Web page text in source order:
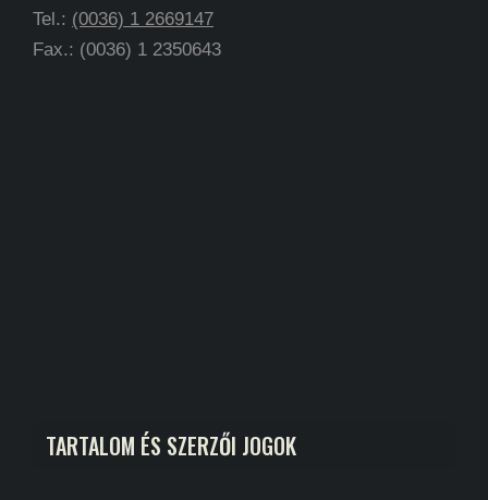
Tel.: (0036) 1 2669147
Fax.: (0036) 1 2350643
TARTALOM ÉS SZERZŐI JOGOK